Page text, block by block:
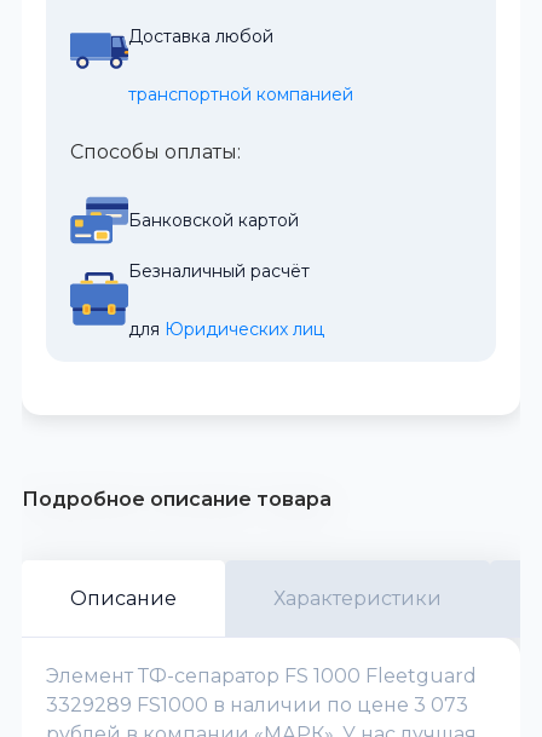
Доставка любой
транспортной компанией
Способы оплаты:
Банковской картой
Безналичный расчёт
для Юридических лиц
Подробное описание товара
Описание Характеристики
Элемент ТФ-сепаратор FS 1000 Fleetguard
3329289 FS1000 в наличии по цене 3 073